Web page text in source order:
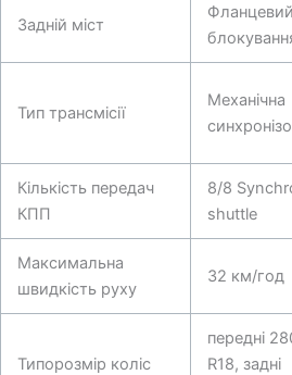
Задній міст
Тип трансмісії
Механічна
Кількість передач
КПП
8/8
shuttle
Максимальна
швидкість руху
32 км/год
Типорозмір коліс
передні
R18, задні